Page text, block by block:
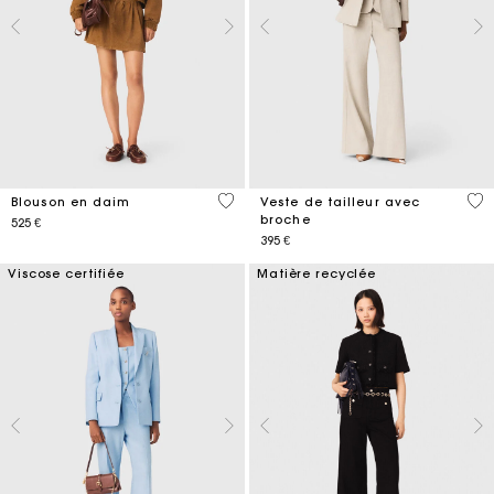
Blouson en daim
525 €
5 out of 5 Customer Rating
Veste de tailleur avec
broche
395 €
5
Viscose certifiée Matière recyclée